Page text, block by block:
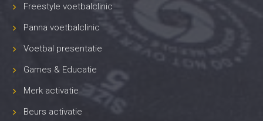
Freestyle voetbalclinic
Panna voetbalclinic
Voetbal presentatie
Games & Educatie
Merk activatie
Beurs activatie